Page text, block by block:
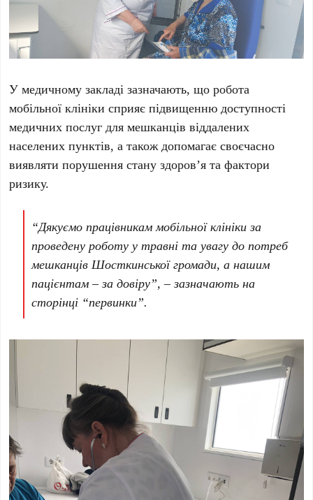
У медичному закладі зазначають, що робота
мобільної клініки сприяє підвищенню доступності
медичних послуг для мешканців віддалених
населених пунктів, а також допомагає своєчасно
виявляти порушення стану здоров’я та фактори
ризику.
“Дякуємо працівникам мобільної клініки за
проведену роботу у травні та увагу до потреб
мешканців Шосткинської громади, а нашим
пацієнтам – за довіру”, – зазначають на
сторінці “первинки”.